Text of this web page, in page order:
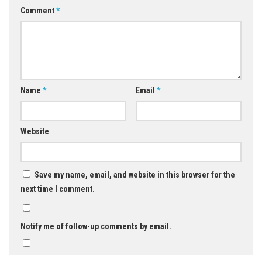
Comment*
Name * Email *
Website
Save my name, email, and website in this browser for the
next time I comment.
Notify me of follow-up comments by email.